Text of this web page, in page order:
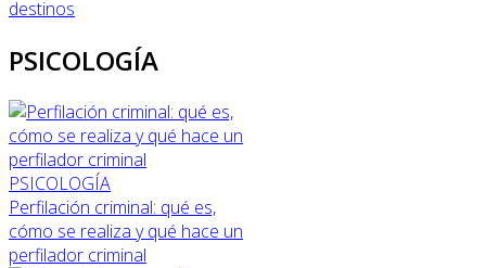
destinos
PSICOLOGÍA
PSICOLOGÍA
Perfilación criminal: qué es,
cómo se realiza y qué hace un
perfilador criminal